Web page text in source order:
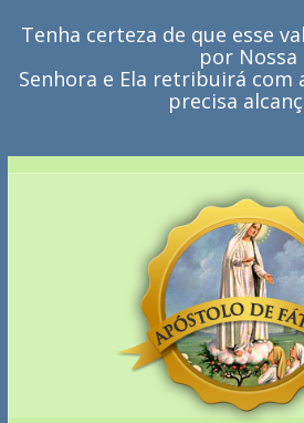
Tenha certeza de que esse
por Nossa
Senhora e Ela retribuirá com
precisa